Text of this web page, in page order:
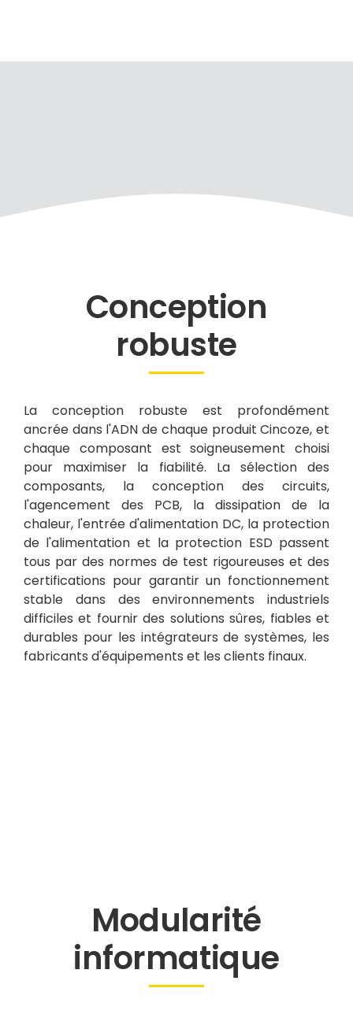
Conception
robuste
La conception robuste est profondément
ancrée dans l'ADN de chaque produit Cincoze, et
chaque composant est soigneusement choisi
pour maximiser la fiabilité. La sélection des
composants, la conception des circuits,
l'agencement des PCB, la dissipation de la
chaleur, l'entrée d'alimentation DC, la protection
de l'alimentation et la protection ESD passent
tous par des normes de test rigoureuses et des
certifications pour garantir un fonctionnement
stable dans des environnements industriels
difficiles et fournir des solutions sûres, fiables et
durables pour les intégrateurs de systèmes, les
fabricants d'équipements et les clients finaux.
Modularité
informatique